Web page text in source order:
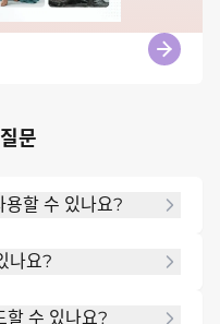
문
할 수 있나요?
메이커를 테스트할
나요?
할 수 있나요?